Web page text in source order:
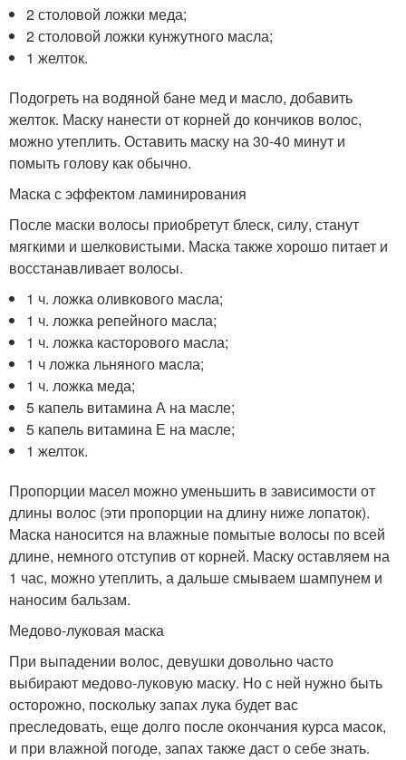
2 столовой ложки меда;
2 столовой ложки кунжутного масла;
1 желток.
Подогреть на водяной бане мед и масло, добавить
желток. Маску нанести от корней до кончиков волос,
можно утеплить. Оставить маску на 30-40 минут и
помыть голову как обычно.
Маска с эффектом ламинирования
После маски волосы приобретут блеск, силу, станут
мягкими и шелковистыми. Маска также хорошо питает и
восстанавливает волосы.
1 ч. ложка оливкового масла;
1 ч. ложка репейного масла;
1 ч. ложка касторового масла;
1 ч ложка льняного масла;
1 ч. ложка меда;
5 капель витамина А на масле;
5 капель витамина Е на масле;
1 желток.
Пропорции масел можно уменьшить в зависимости от
длины волос (эти пропорции на длину ниже лопаток).
Маска наносится на влажные помытые волосы по всей
длине, немного отступив от корней. Маску оставляем на
1 час, можно утеплить, а дальше смываем шампунем и
наносим бальзам.
Медово-луковая маска
При выпадении волос, девушки довольно часто
выбирают медово-луковую маску. Но с ней нужно быть
осторожно, поскольку запах лука будет вас
преследовать, еще долго после окончания курса масок,
и при влажной погоде, запах также даст о себе знать.